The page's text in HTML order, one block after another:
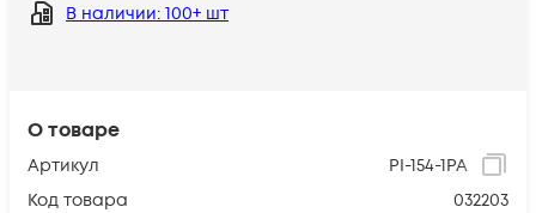
О товаре
Артикул
PI-154-1PA
Код товара
032203
В наличии: 100+ шт